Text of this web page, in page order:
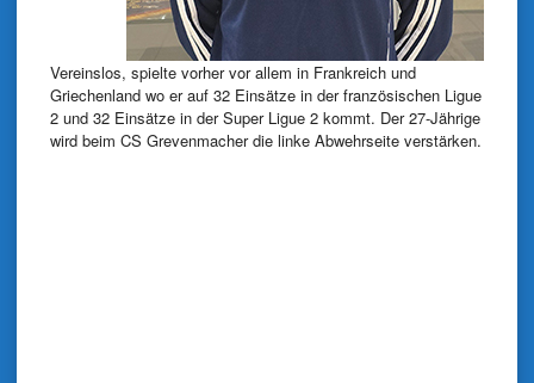
Vereinslos, spielte vorher vor allem in Frankreich und
Griechenland wo er auf 32 Einsätze in der französischen Ligue
2 und 32 Einsätze in der Super Ligue 2 kommt. Der 27-Jährige
wird beim CS Grevenmacher die linke Abwehrseite verstärken.